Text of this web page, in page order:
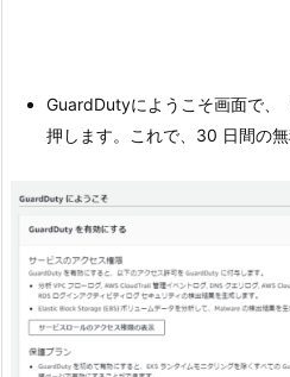
GuardDutyにようこそ画面で、
押します。これで、30 日間の